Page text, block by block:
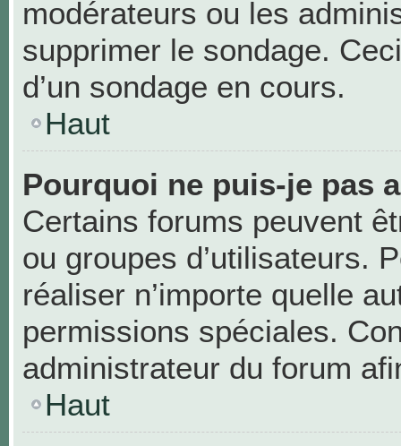
modérateurs ou les
supprimer le sondage.
d’un sondage en cours.
Haut
Pourquoi ne puis-je pas
Certains forums peuvent
ou groupes d’utilisateurs.
réaliser n’importe quelle
permissions spéciales.
administrateur du forum
Haut